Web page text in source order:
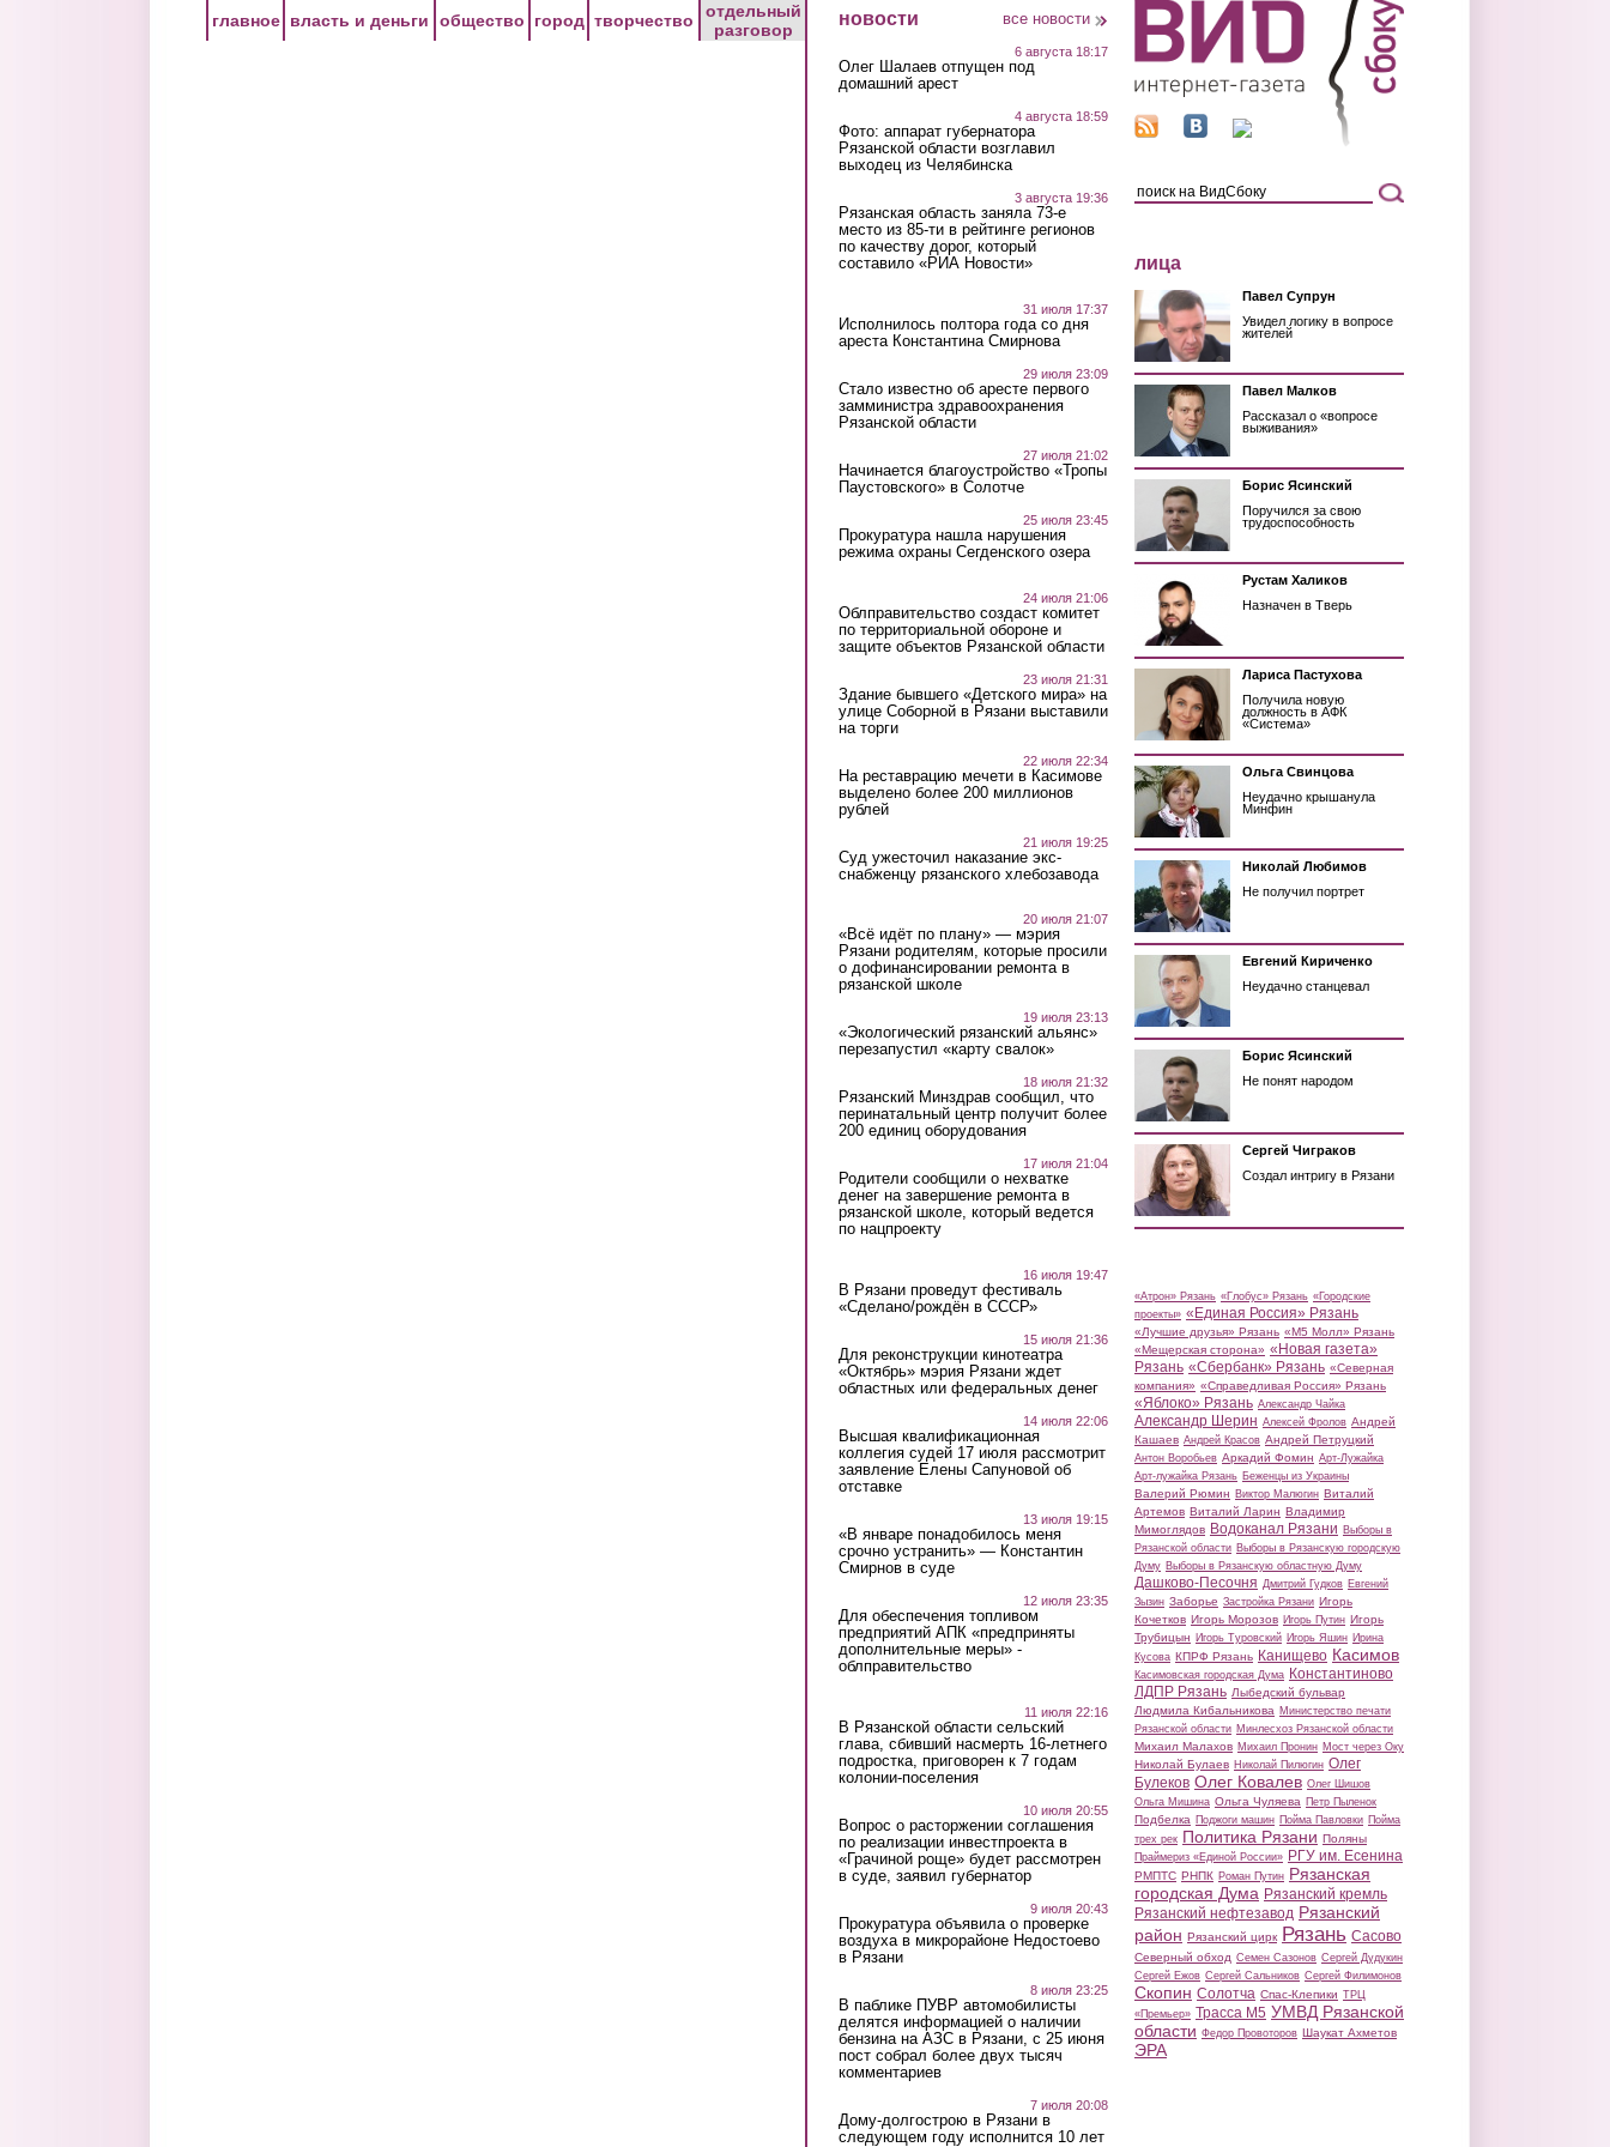
главное власть и деньги общество город творчество
отдельный
разговор
новости все новости
6 августа 18:17
Олег Шалаев отпущен под
домашний арест
4 августа 18:59
Фото: аппарат губернатора
Рязанской области возглавил
выходец из Челябинска
3 августа 19:36
Рязанская область заняла 73-е
место из 85-ти в рейтинге регионов
по качеству дорог, который
составило «РИА Новости»
31 июля 17:37
Исполнилось полтора года со дня
ареста Константина Смирнова
29 июля 23:09
Стало известно об аресте первого
замминистра здравоохранения
Рязанской области
27 июля 21:02
Начинается благоустройство «Тропы
Паустовского» в Солотче
25 июля 23:45
Прокуратура нашла нарушения
режима охраны Сегденского озера
24 июля 21:06
Облправительство создаст комитет
по территориальной обороне и
защите объектов Рязанской области
23 июля 21:31
Здание бывшего «Детского мира» на
улице Соборной в Рязани выставили
на торги
22 июля 22:34
На реставрацию мечети в Касимове
выделено более 200 миллионов
рублей
21 июля 19:25
Суд ужесточил наказание экс-
снабженцу рязанского хлебозавода
20 июля 21:07
«Всё идёт по плану» — мэрия
Рязани родителям, которые просили
о дофинансировании ремонта в
рязанской школе
19 июля 23:13
«Экологический рязанский альянс»
перезапустил «карту свалок»
18 июля 21:32
Рязанский Минздрав сообщил, что
перинатальный центр получит более
200 единиц оборудования
17 июля 21:04
Родители сообщили о нехватке
денег на завершение ремонта в
рязанской школе, который ведется
по нацпроекту
16 июля 19:47
В Рязани проведут фестиваль
«Сделано/рождён в СССР»
15 июля 21:36
Для реконструкции кинотеатра
«Октябрь» мэрия Рязани ждет
областных или федеральных денег
14 июля 22:06
Высшая квалификационная
коллегия судей 17 июля рассмотрит
заявление Елены Сапуновой об
отставке
13 июля 19:15
«В январе понадобилось меня
срочно устранить» — Константин
Смирнов в суде
12 июля 23:35
Для обеспечения топливом
предприятий АПК «предприняты
дополнительные меры» -
облправительство
11 июля 22:16
В Рязанской области сельский
глава, сбивший насмерть 16-летнего
подростка, приговорен к 7 годам
колонии-поселения
10 июля 20:55
Вопрос о расторжении соглашения
по реализации инвестпроекта в
«Грачиной роще» будет рассмотрен
в суде, заявил губернатор
9 июля 20:43
Прокуратура объявила о проверке
воздуха в микрорайоне Недостоево
в Рязани
8 июля 23:25
В паблике ПУВР автомобилисты
делятся информацией о наличии
бензина на АЗС в Рязани, с 25 июня
пост собрал более двух тысяч
комментариев
7 июля 20:08
Дому-долгострою в Рязани в
следующем году исполнится 10 лет
лица
Павел Супрун
Увидел логику в вопросе
жителей
Павел Малков
Рассказал о «вопросе
выживания»
Борис Ясинский
Поручился за свою
трудоспособность
Рустам Халиков
Назначен в Тверь
Лариса Пастухова
Получила новую
должность в АФК
«Система»
Ольга Свинцова
Неудачно крышанула
Минфин
Николай Любимов
Не получил портрет
Евгений Кириченко
Неудачно станцевал
Борис Ясинский
Не понят народом
Сергей Чиграков
Создал интригу в Рязани
«Атрон» Рязань «Глобус» Рязань «Городские
проекты» «Единая Россия» Рязань
«Лучшие друзья» Рязань «М5 Молл» Рязань
«Мещерская сторона» «Новая газета»
Рязань «Сбербанк» Рязань «Северная
компания» «Справедливая Россия» Рязань
«Яблоко» Рязань Александр Чайка
Александр Шерин Алексей Фролов Андрей
Кашаев Андрей Красов Андрей Петруцкий
Антон Воробьев Аркадий Фомин Арт-Лужайка
Арт-лужайка Рязань Беженцы из Украины
Валерий Рюмин Виктор Малюгин Виталий
Артемов Виталий Ларин Владимир
Мимоглядов Водоканал Рязани Выборы в
Рязанской области Выборы в Рязанскую городскую
Думу Выборы в Рязанскую областную Думу
Дашково-Песочня Дмитрий Гудков Евгений
Зызин Заборье Застройка Рязани Игорь
Кочетков Игорь Морозов Игорь Путин Игорь
Трубицын Игорь Туровский Игорь Яшин Ирина
Кусова КПРФ Рязань Канищево Касимов
Касимовская городская Дума Константиново
ЛДПР Рязань Лыбедский бульвар
Людмила Кибальникова Министерство печати
Рязанской области Минлесхоз Рязанской области
Михаил Малахов Михаил Пронин Мост через Оку
Николай Булаев Николай Пилюгин Олег
Булеков Олег Ковалев Олег Шишов
Ольга Мишина Ольга Чуляева Петр Пыленок
Подбелка Поджоги машин Пойма Павловки Пойма
трех рек Политика Рязани Поляны
Праймериз «Единой России» РГУ им. Есенина
РМПТС РНПК Роман Путин Рязанская
городская Дума Рязанский кремль
Рязанский нефтезавод Рязанский
район Рязанский цирк Рязань Сасово
Северный обход Семен Сазонов Сергей Дудукин
Сергей Ежов Сергей Сальников Сергей Филимонов
Скопин Солотча Спас-Клепики ТРЦ
«Премьер» Трасса М5 УМВД Рязанской
области Федор Провоторов Шаукат Ахметов
ЭРА